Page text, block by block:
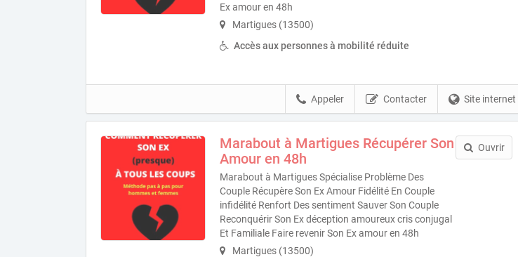
Ex amour en 48h
Martigues (13500)
Accès aux personnes à mobilité réduite
Site internet
Contacter
Appeler
Marabout à Martigues Récupérer Son
Amour en 48h
Marabout à Martigues Spécialise Problème Des
Couple Récupère Son Ex Amour Fidélité En Couple
infidélité Renfort Des sentiment Sauver Son Couple
Reconquérir Son Ex déception amoureux cris conjugal
Et Familiale Faire revenir Son Ex amour en 48h
Martigues (13500)
Ouvrir